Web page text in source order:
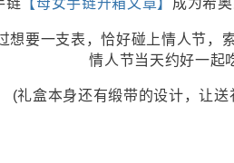
链 【母女手链开箱文章】 成为希
想要一支表，恰好碰上情人节，
情人节当天约好一起
(礼盒本身还有缎带的设计，让